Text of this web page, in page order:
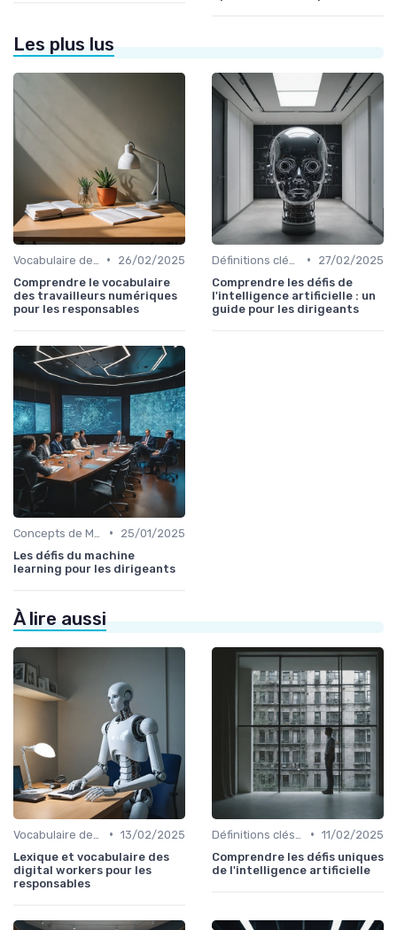
Les plus lus
•
26/02/2025
Comprendre le vocabulaire
des travailleurs numériques
pour les responsables
•
27/02/2025
Comprendre les défis de
l'intelligence artificielle : un
guide pour les dirigeants
•
25/01/2025
Les défis du machine
learning pour les dirigeants
À lire aussi
• 13/02/2025
Lexique et vocabulaire des
digital workers pour les
responsables
• 11/02/2025
Comprendre les défis uniques
de l'intelligence artificielle